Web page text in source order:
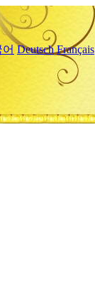
Deutsch Français